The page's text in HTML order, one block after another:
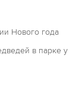
Нового года
в парке у